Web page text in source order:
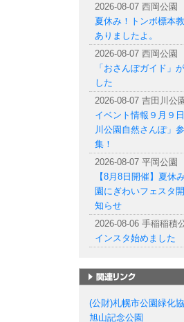
2026-08-07 西岡公園
夏休み！トンボ標本
ありましたよ。
2026-08-07 西岡公園
「おさんぽガイド」
した
2026-08-07 吉田川公
イベント情報９月９
川公園自然さんぽ」
集！
2026-08-07 平岡公園
【8月8日開催】夏休
園にぎわいフェスタ
知らせ
2026-08-06 手稲稲積
インスタ始めました
(公財)札幌市公園緑化
旭山記念公園